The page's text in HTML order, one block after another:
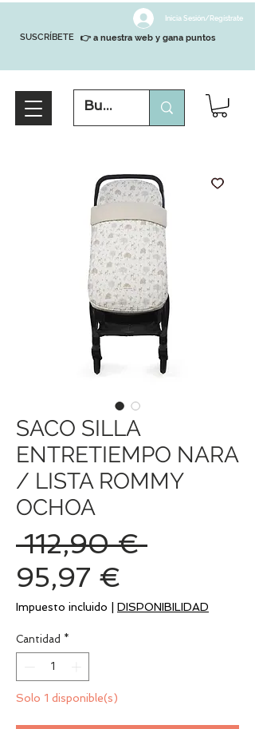
SUSCRÍBETE
Inicia Sesión/Regístrate
👉 a nuestra web y gana puntos
SACO SILLA
ENTRETIEMPO NARA
/ LISTA ROMMY
OCHOA
112,90 € Precio
95,97 €
de
Impuesto incluido DISPONIBILIDAD
Cantidad *
Solo 1 disponible(s)